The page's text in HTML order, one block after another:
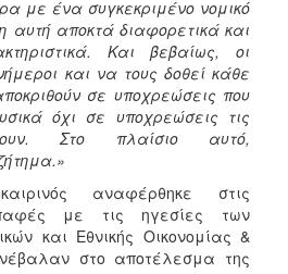
με ένα συγκεκριμένο νομικό
αυτή αποκτά διαφορετικά και
Και βεβαίως, οι
και να τους δοθεί κάθε
σε υποχρεώσεις που
όχι σε υποχρεώσεις τις
Στο πλαίσιο αυτό,
αναφέρθηκε στις
με τις ηγεσίες των
και Εθνικής Οικονομίας &
στο αποτέλεσμα της